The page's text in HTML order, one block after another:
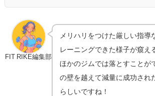
FIT RIKE編集部
メリハリをつけた厳しい指導
レーニングできた様子が窺え
ほかのジムでは落とすことが
の壁を越えて減量に成功され
らしいですね！